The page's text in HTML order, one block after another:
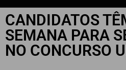
CANDIDATOS
SEMANA PARA
NO CONCURSO